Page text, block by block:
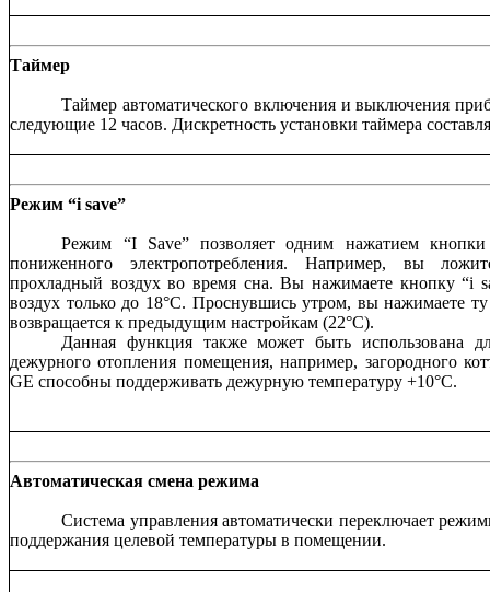
Таймер
Таймер автоматического включения и выключения
следующие 12 часов. Дискретность установки таймера
Режим “i save”
Режим “I Save” позволяет одним нажатием
пониженного электропотребления. Например, вы
прохладный воздух во время сна. Вы нажимаете кнопку “i
воздух только до 18°С. Проснувшись утром, вы нажимаете
возвращается к предыдущим настройкам (22°С).
Данная функция также может быть использована
дежурного отопления помещения, например, загородного
GE способны поддерживать дежурную температуру +10°С.
Автоматическая смена режима
Система управления автоматически переключает
поддержания целевой температуры в помещении.